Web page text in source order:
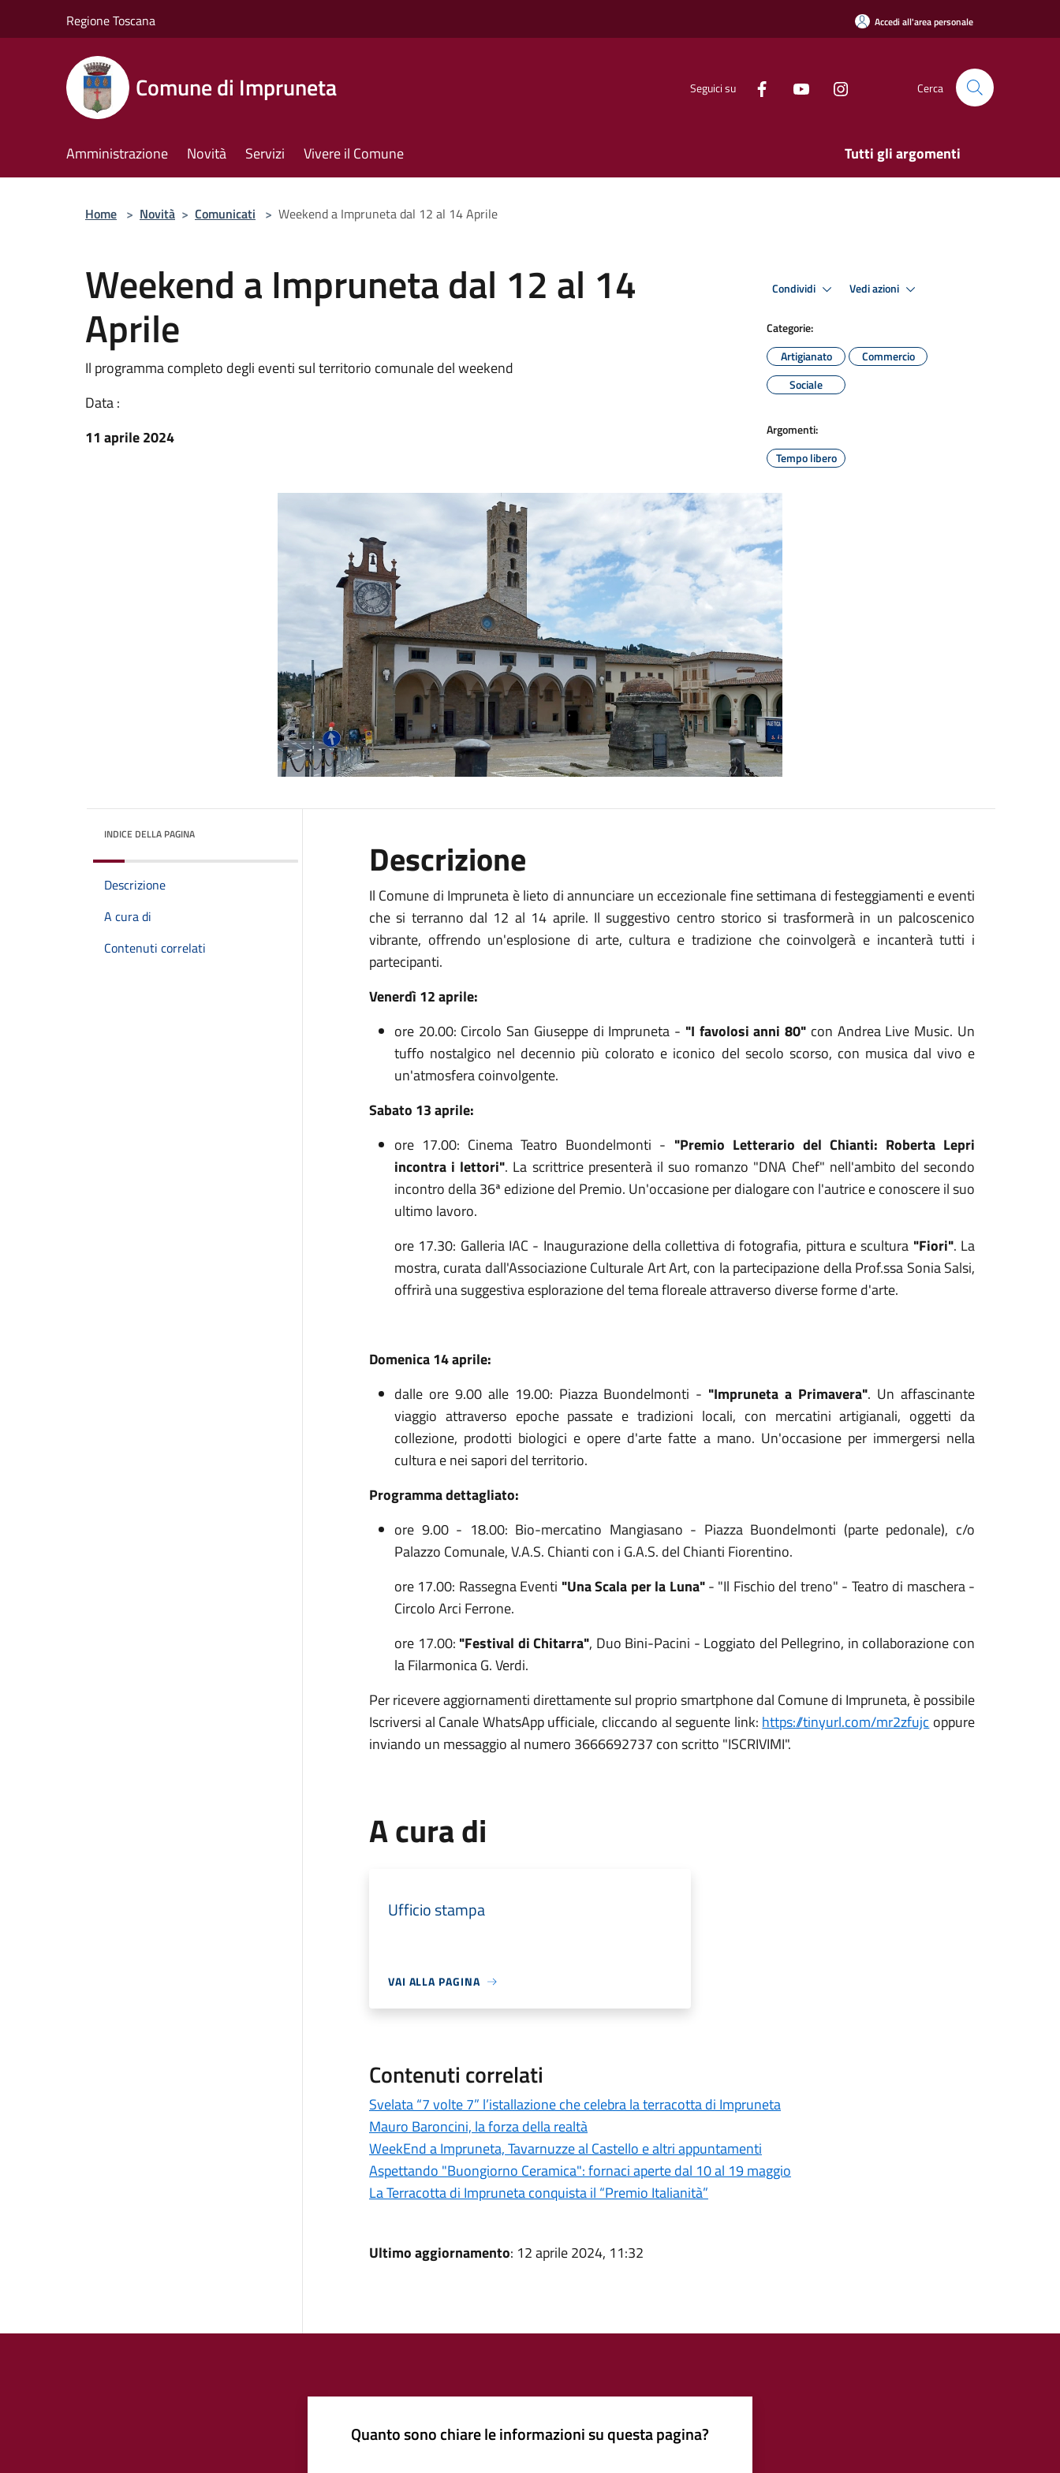
Regione Toscana Accedi all'area personale
Comune di Impruneta Seguici su Cerca
Amministrazione Novità Servizi Vivere il Comune Tutti gli argomenti
Home > Novità > Comunicati > Weekend a Impruneta dal 12 al 14 Aprile
Weekend a Impruneta dal 12 al 14
Aprile
Il programma completo degli eventi sul territorio comunale del weekend
Data :
11 aprile 2024
Condividi Vedi azioni
Categorie:
Artigianato
Commercio
Sociale
Argomenti:
Tempo libero
INDICE DELLA PAGINA
Descrizione
A cura di
Contenuti correlati
Descrizione
Il Comune di Impruneta è lieto di annunciare un eccezionale fine settimana di festeggiamenti e eventi
che si terranno dal 12 al 14 aprile. Il suggestivo centro storico si trasformerà in un palcoscenico
vibrante, offrendo un'esplosione di arte, cultura e tradizione che coinvolgerà e incanterà tutti i
partecipanti.
Venerdì 12 aprile:
ore 20.00: Circolo San Giuseppe di Impruneta - "I favolosi anni 80" con Andrea Live Music. Un
tuffo nostalgico nel decennio più colorato e iconico del secolo scorso, con musica dal vivo e
un'atmosfera coinvolgente.
Sabato 13 aprile:
ore 17.00: Cinema Teatro Buondelmonti - "Premio Letterario del Chianti: Roberta Lepri
incontra i lettori". La scrittrice presenterà il suo romanzo "DNA Chef" nell'ambito del secondo
incontro della 36ª edizione del Premio. Un'occasione per dialogare con l'autrice e conoscere il suo
ultimo lavoro.
ore 17.30: Galleria IAC - Inaugurazione della collettiva di fotografia, pittura e scultura "Fiori". La
mostra, curata dall'Associazione Culturale Art Art, con la partecipazione della Prof.ssa Sonia Salsi,
offrirà una suggestiva esplorazione del tema floreale attraverso diverse forme d'arte.
Domenica 14 aprile:
dalle ore 9.00 alle 19.00: Piazza Buondelmonti - "Impruneta a Primavera". Un affascinante
viaggio attraverso epoche passate e tradizioni locali, con mercatini artigianali, oggetti da
collezione, prodotti biologici e opere d'arte fatte a mano. Un'occasione per immergersi nella
cultura e nei sapori del territorio.
Programma dettagliato:
ore 9.00 - 18.00: Bio-mercatino Mangiasano - Piazza Buondelmonti (parte pedonale), c/o
Palazzo Comunale, V.A.S. Chianti con i G.A.S. del Chianti Fiorentino.
ore 17.00: Rassegna Eventi "Una Scala per la Luna"- "Il Fischio del treno" - Teatro di maschera -
Circolo Arci Ferrone.
ore 17.00: "Festival di Chitarra", Duo Bini-Pacini - Loggiato del Pellegrino, in collaborazione con
la Filarmonica G. Verdi.
Per ricevere aggiornamenti direttamente sul proprio smartphone dal Comune di Impruneta, è possibile
Iscriversi al Canale WhatsApp ufficiale, cliccando al seguente link: https://tinyurl.com/mr2zfujc oppure
inviando un messaggio al numero 3666692737 con scritto "ISCRIVIMI".
A cura di
Ufficio stampa
VAI ALLA PAGINA
Contenuti correlati
Svelata “7 volte 7” l’istallazione che celebra la terracotta di Impruneta
Mauro Baroncini, la forza della realtà
WeekEnd a Impruneta, Tavarnuzze al Castello e altri appuntamenti
Aspettando "Buongiorno Ceramica": fornaci aperte dal 10 al 19 maggio
La Terracotta di Impruneta conquista il “Premio Italianità”
Ultimo aggiornamento: 12 aprile 2024, 11:32
Quanto sono chiare le informazioni su questa pagina?